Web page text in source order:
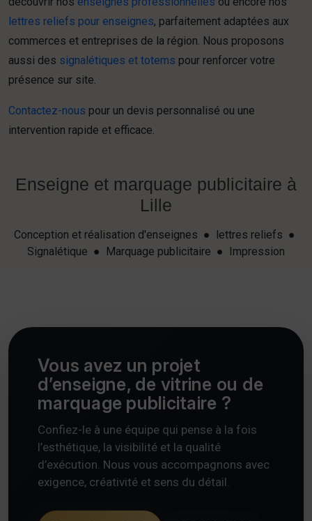
lettres reliefs pour enseignes, parfaitement adaptées aux
commerces et entreprises de la région. Nous proposons
aussi des signalétiques et totems pour renforcer votre
présence sur site.
Contactez-nous pour un devis personnalisé ou une
intervention rapide et efficace.
Enseigne et marquage publicitaire à
Lille
Conception et réalisation d'enseignes ● lettres reliefs ●
Signalétique ● Marquage publicitaire ● Impression
Vous avez un projet
d’enseigne, de vitrine ou de
marquage publicitaire ?
Confiez-le à une équipe qui pense à la fois
l’esthétique, la visibilité et la qualité
d’exécution. Nous vous accompagnons avec
exigence, créativité et sens du détail.